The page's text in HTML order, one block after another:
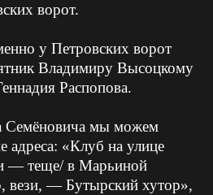
ворот.
у Петровских ворот
Владимиру Высоцкому
Распопова.
Семёновича мы можем
адреса: «Клуб на улице
— теще/ в Марьиной
— Бутырский хутор»,